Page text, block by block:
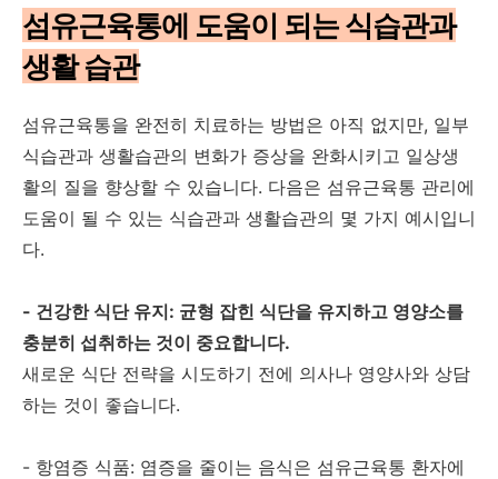
섬유근육통에 도움이 되는 식습관과
생활 습관
섬유근육통을 완전히 치료하는 방법은 아직 없지만, 일부
식습관과 생활습관의 변화가 증상을 완화시키고 일상생
활의 질을 향상할 수 있습니다. 다음은 섬유근육통 관리에
도움이 될 수 있는 식습관과 생활습관의 몇 가지 예시입니
다.
- 건강한 식단 유지: 균형 잡힌 식단을 유지하고 영양소를
충분히 섭취하는 것이 중요합니다.
새로운 식단 전략을 시도하기 전에 의사나 영양사와 상담
하는 것이 좋습니다.
- 항염증 식품: 염증을 줄이는 음식은 섬유근육통 환자에